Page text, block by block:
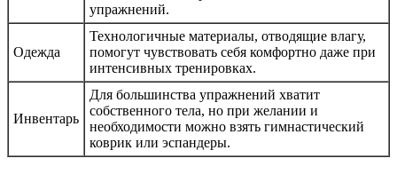
упражнений.
Одежда
Технологичные материалы, отводящие влагу,
помогут чувствовать себя комфортно даже при
интенсивных тренировках.
Инвентарь
Для большинства упражнений хватит
собственного тела, но при желании и
необходимости можно взять гимнастический
коврик или эспандеры.